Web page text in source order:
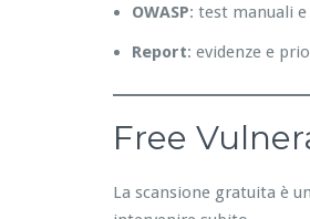
OWASP: test manuali
Report: evidenze e
Free
La scansione gratuita è